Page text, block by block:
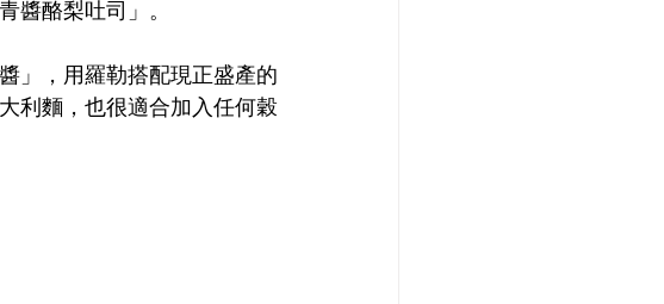
醬酪梨吐司」。
」，用羅勒搭配現正盛產的
利麵，也很適合加入任何穀